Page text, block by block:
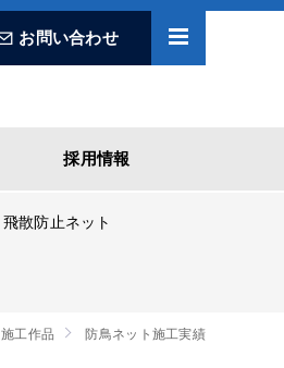
お問い合わせ
採用情報
飛散防止ネット
施工作品 防鳥ネット施工実績